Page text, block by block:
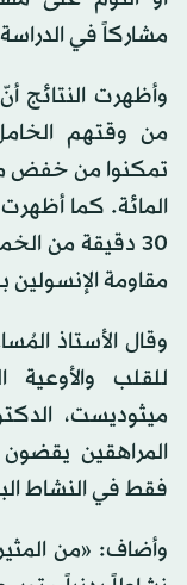
مشاركاً في
من وقتهم
المائة. كما أظهرت
30 دقيقة من
مقاومة الإنسولين بنسبة
وقال الأستاذ
للقلب
ميثوديست،
المراهقين
فقط في النشاط
وأضاف: «من